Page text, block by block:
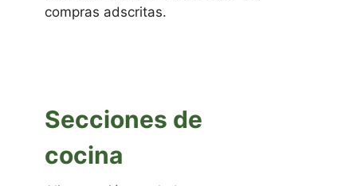
compras adscritas.
Secciones de
cocina